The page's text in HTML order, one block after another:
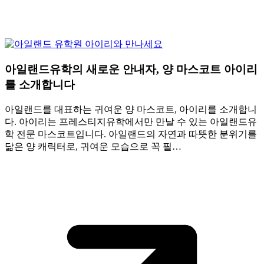
아일랜드유학의 새로운 안내자, 양 마스코트 아이리
를 소개합니다
아일랜드를 대표하는 귀여운 양 마스코트, 아이리를 소개합니
다. 아이리는 프레스티지유학에서만 만날 수 있는 아일랜드유
학 전문 마스코트입니다. 아일랜드의 자연과 따뜻한 분위기를
닮은 양 캐릭터로, 귀여운 모습으로 꼭 필…